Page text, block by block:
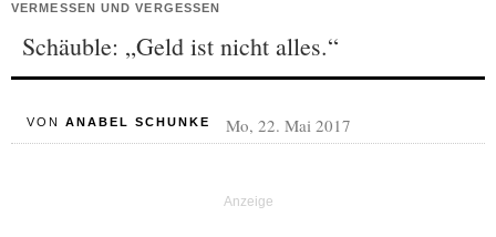
VERMESSEN UND VERGESSEN
Schäuble: „Geld ist nicht alles.“
VON ANABEL SCHUNKE Mo, 22. Mai 2017